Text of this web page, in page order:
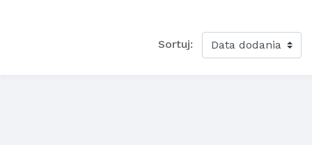
Sortuj: